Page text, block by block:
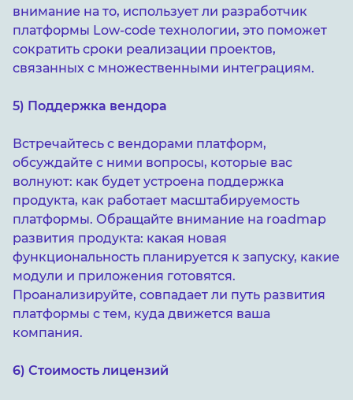
внимание на то, использует ли разработчик
платформы Low-code технологии, это поможет
сократить сроки реализации проектов,
связанных с множественными интеграциям.
5) Поддержка вендора
Встречайтесь с вендорами платформ,
обсуждайте с ними вопросы, которые вас
волнуют: как будет устроена поддержка
продукта, как работает масштабируемость
платформы. Обращайте внимание на roadmap
развития продукта: какая новая
функциональность планируется к запуску, какие
модули и приложения готовятся.
Проанализируйте, совпадает ли путь развития
платформы с тем, куда движется ваша
компания.
6) Стоимость лицензий